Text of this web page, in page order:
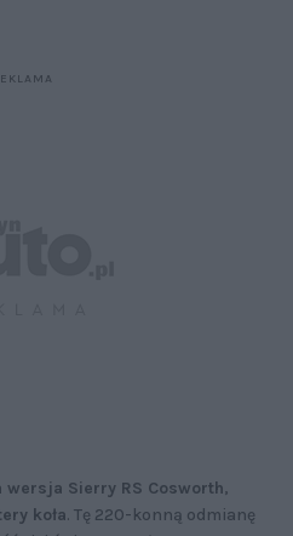
wersja Sierry RS Cosworth,
koła. Tę 220-konną odmianę